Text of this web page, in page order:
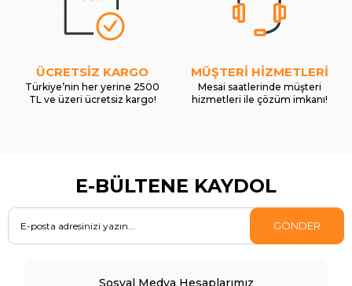
ÜCRETSİZ KARGO
Türkiye’nin her yerine 2500
TL ve üzeri ücretsiz kargo!
MÜŞTERİ HİZMETLERİ
Mesai saatlerinde müşteri
hizmetleri ile çözüm imkanı!
E-BÜLTENE KAYDOL
GÖNDER
Sosyal Medya Hesaplarımız